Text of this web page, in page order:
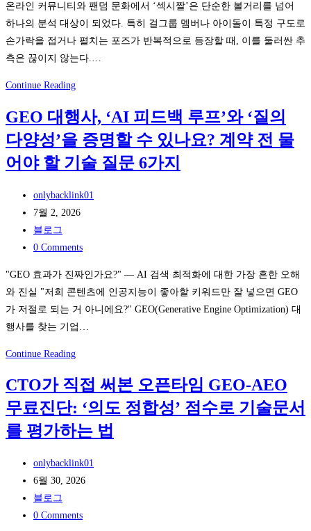
온라인 커뮤니티와 팬덤 문화에서 ‘섹시짤’은 단순한 볼거리를 넘어
하나의 분석 대상이 되었다. 특히 걸그룹 멤버나 아이돌이 특정 구도로
손가락을 접거나 펼치는 포즈가 반복적으로 등장할 때, 이를 둘러싼 추
측은 끊이지 않는다.…
Continue Reading와
드
박
스
게
시
글
로
읽
는
섹
속
가
락
그
널
독
GEO 대행사, ‘AI 피드백 루프’와 ‘질의
다양성’을 증명할 수 있나요? 계약 전 물
어야 할 기술 질문 6가지
Post
author:
onlybacklink01
Post
published:
7월 2, 2026
Post
category:
블로그
Post
0 Comments
"GEO 효과가 진짜인가요?" — AI 검색 최적화에 대한 가장 흔한 오해
와 진실 "저희 콘텐츠에 인공지능이 좋아할 키워드만 잘 넣으면 GEO
가 저절로 되는 거 아니에요?" GEO(Generative Engine Optimization) 대
행사를 찾는 기업…
Continue ReadingGEO
행
사,
‘AI
피
드
백
CTO가 직접 써본 오픈타임 GEO-AEO
무료진단: ‘의도 정합성’ 점수로 기술문서
를 평가하는 법
Post
author:
onlybacklink01
Post
published:
6월 30, 2026
Post
category:
블로그
Post
0 Comments